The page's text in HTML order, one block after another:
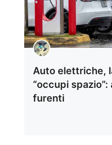
Auto elettriche,
“occupi
furenti